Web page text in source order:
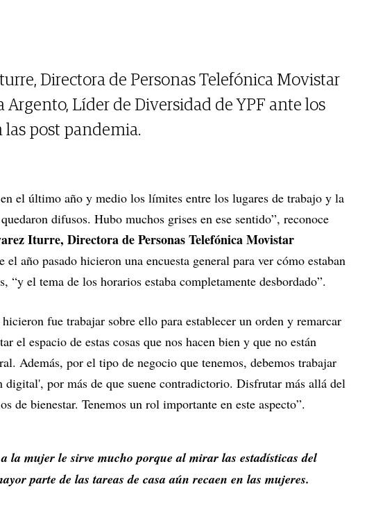
Directora de Personas Telefónica Movistar
Argento, Líder de Diversidad de YPF ante los
post pandemia.
el último año y medio los límites entre los lugares de trabajo y la
difusos. Hubo muchos grises en ese sentido”, reconoce
Iturre, Directora de Personas Telefónica Movistar
el año pasado hicieron una encuesta general para ver cómo estaban
“y el tema de los horarios estaba completamente desbordado”.
fue trabajar sobre ello para establecer un orden y remarcar
el espacio de estas cosas que nos hacen bien y que no están
Además, por el tipo de negocio que tenemos, debemos trabajar
digital', por más de que suene contradictorio. Disfrutar más allá del
de bienestar. Tenemos un rol importante en este aspecto”.
la mujer le sirve mucho porque al mirar las estadísticas del
parte de las tareas de casa aún recaen en las mujeres.